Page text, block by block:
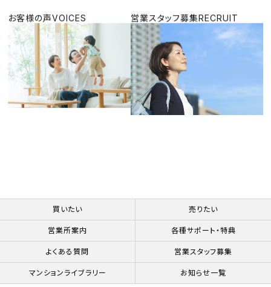
お客様の声VOICES 営業スタッフ募集RECRUIT
買いたい 売りたい
営業所案内 各種サポート・特典
よくある質問 営業スタッフ募集
マンションライブラリー お知らせ一覧